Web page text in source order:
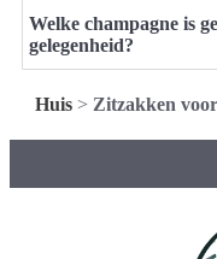
Welke champagne is
gelegenheid?
Huis > Zitzakken